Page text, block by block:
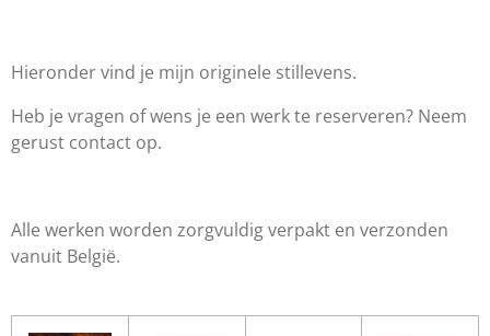
Hieronder vind je mijn originele stillevens.
Heb je vragen of wens je een werk te reserveren? Neem
gerust contact op.
Alle werken worden zorgvuldig verpakt en verzonden
vanuit België.